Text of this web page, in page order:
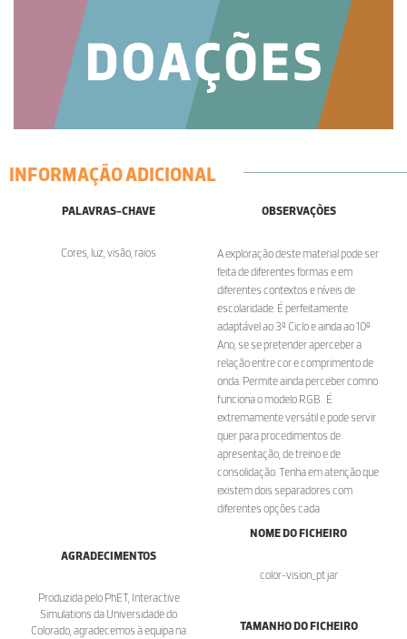
INFORMAÇÃO ADICIONAL
PALAVRAS-CHAVE
Cores, luz, visão, raios
OBSERVAÇÕES
A exploração deste material pode ser
feita de diferentes formas e em
diferentes contextos e níveis de
escolaridade. É perfeitamente
adaptável ao 3º Ciclo e ainda ao 10º
Ano, se se pretender aperceber a
relação entre cor e comprimento de
onda. Permite ainda perceber comno
funciona o modelo RGB. É
extremamente versátil e pode servir
quer para procedimentos de
apresentação, de treino e de
consolidação. Tenha em atenção que
existem dois separadores com
diferentes opções cada.
AGRADECIMENTOS
Produzida pelo PhET, Interactive
Simulations da Universidade do
Colorado, agradecemos à equipa na
NOME DO FICHEIRO
color-vision_pt.jar
TAMANHO DO FICHEIRO